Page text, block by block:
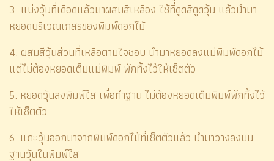
3. แบ่งวุ้นที่เดือดแล้วมาผสมสีเหลือง ใช้ที่ีดูดสีดูดวุ้น แล้วนำมา
หยอดบริเวณเกสรของพิมพ์ดอกไม้
4. ผสมสีวุ้นส่วนที่เหลือตามใจชอบ นำมาหยอดลงแม่พิมพ์ดอกไม้
แต่ไม่ต้องหยอดเต็มแม่พิมพ์ พักทิ้งไว้ให้เซ็ตตัว
5. หยอดวุ้นลงพิมพ์ใส เพื่อทำฐาน ไม่ต้องหยอดเต็มพิมพ์พักทิ้งไว้
ให้เซ็ตตัว
6. แกะวุ้นออกมาจากพิมพ์ดอกไม้ที่เซ็ตตัวแล้ว นำมาวางลงบน
ฐานวุ้นในพิมพ์ใส